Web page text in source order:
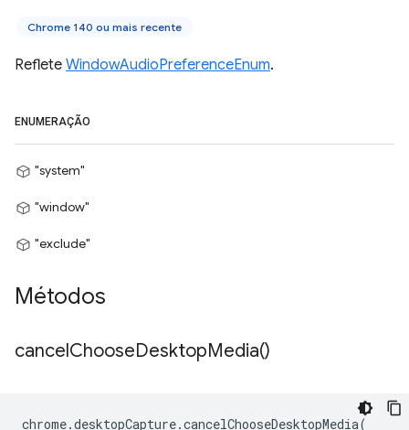
Chrome 140 ou mais recente
Reflete WindowAudioPreferenceEnum.
ENUMERAÇÃO
"system"
"window"
"exclude"
Métodos
cancelChooseDesktopMedia()
chrome.desktopCapture.cancelChooseDesktopMedia(